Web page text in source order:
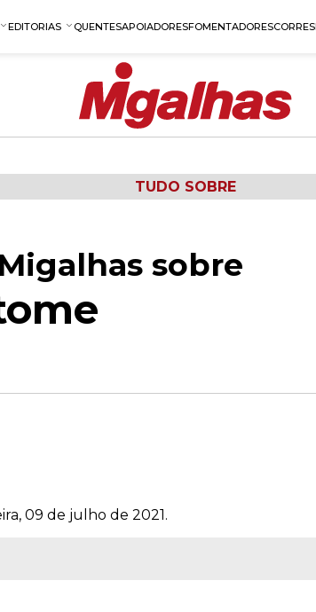
EDITORIAS QUENTESAPOIADORESFOMENTADORES
TUDO SOBRE
sobre
09 de julho de 2021.